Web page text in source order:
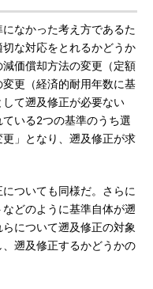
なかった考え方であるた
な対応をとれるかどうか
価償却方法の変更（定額
更（経済的耐用年数に基
て遡及修正が必要ない
いる2つの基準のうち選
」となり、遡及修正が求
ついても同様だ。さらに
どのように基準自体が遡
について遡及修正の対象
遡及修正するかどうかの